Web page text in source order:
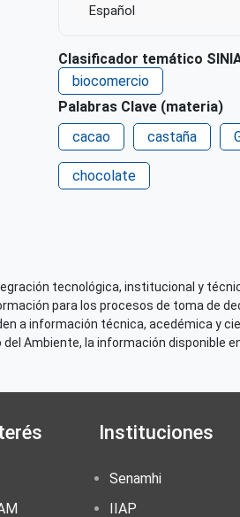
Español
Perú
Patrocinio
Deutsche Gesellschaft
Correo electrónico
giz-peru@giz.de
Clasificador temático
biocomercio
Palabras Clave (materia)
cacao
castaña
chocolate
tecnológica, institucional y
para los procesos de toma de
a información técnica, acedémica y
Ambiente, la información disponible
Instituciones
Senamhi
IIAP